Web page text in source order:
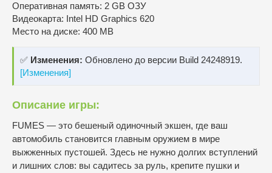
Оперативная память: 2 GB ОЗУ
Видеокарта: Intel HD Graphics 620
Место на диске: 400 MB
✅ Изменения: Обновлено до версии Build 24248919.
[Изменения]
Описание игры:
FUMES — это бешеный одиночный экшен, где ваш
автомобиль становится главным оружием в мире
выжженных пустошей. Здесь не нужно долгих вступлений
и лишних слов: вы садитесь за руль, крепите пушки и